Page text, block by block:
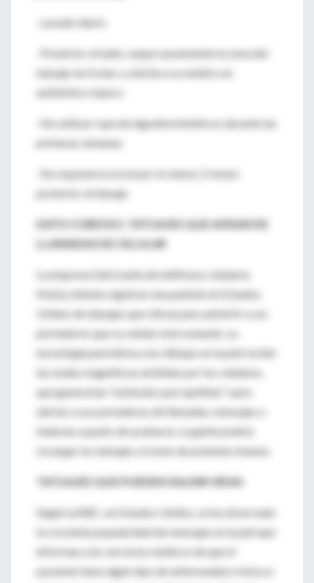
-Lavado diario
-Posterior al baño, seque suavemente la zona del
tatuaje sin frotar y solicite a su médico un
antibiótico tópico
-No utilizar ropa de algodón/sintéticos durante las
primeras semanas
-No exponerse al sol por lo menos 2 meses
posterior al tatuaje
DATO CURIOSO: TATUAJES QUE AVISAN DE
LLAMADAS DE CELULAR
La empresa fabricante de teléfonos celulares
Nokia, intenta registrar una patente en Estados
Unidos de tatuajes que vibran para advertir a sus
portadores que su celular está sonando. La
tecnología permitiría a los dibujos en la piel recibir
las ondas magnéticas emitidas por los celulares,
que generarían "estímulos perceptibles" para
alertar a sus portadores de llamadas, mensajes o
baterías a punto de acabarse. La gente podría
recargar los tatuajes a través de potentes imanes.
TATUAJES QUE PUEDEN SALVAR VIDAS
Según la BBC, en Estados Unidos, se ha observado
la creciente popularidad de mensajes en la piel que
informan a los servicios médicos de que el
paciente tiene algún tipo de enfermedad crónica o